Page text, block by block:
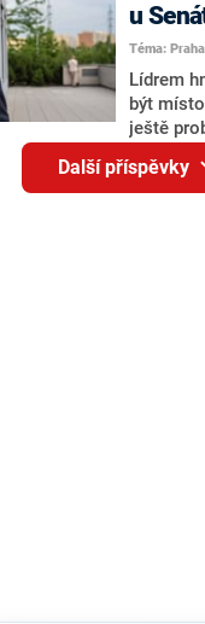
bude
u
Téma: Praha
Lídrem
být
ještě
Jana
redakci
Další příspěvky